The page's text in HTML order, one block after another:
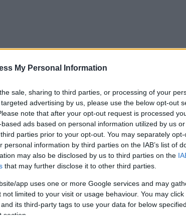
My Personal Information
sale, sharing to third parties, or processing of your
advertising by us, please use the below opt-out
note that after your opt-out request is processed
ads based on personal information utilized by us
parties prior to your opt-out. You may separately
personal information by third parties on the IAB’s list of
may also be disclosed by us to third parties on the
that may further disclose it to other third parties.
app uses one or more Google services and may
limited to your visit or usage behaviour. You may
its third-party tags to use your data for below